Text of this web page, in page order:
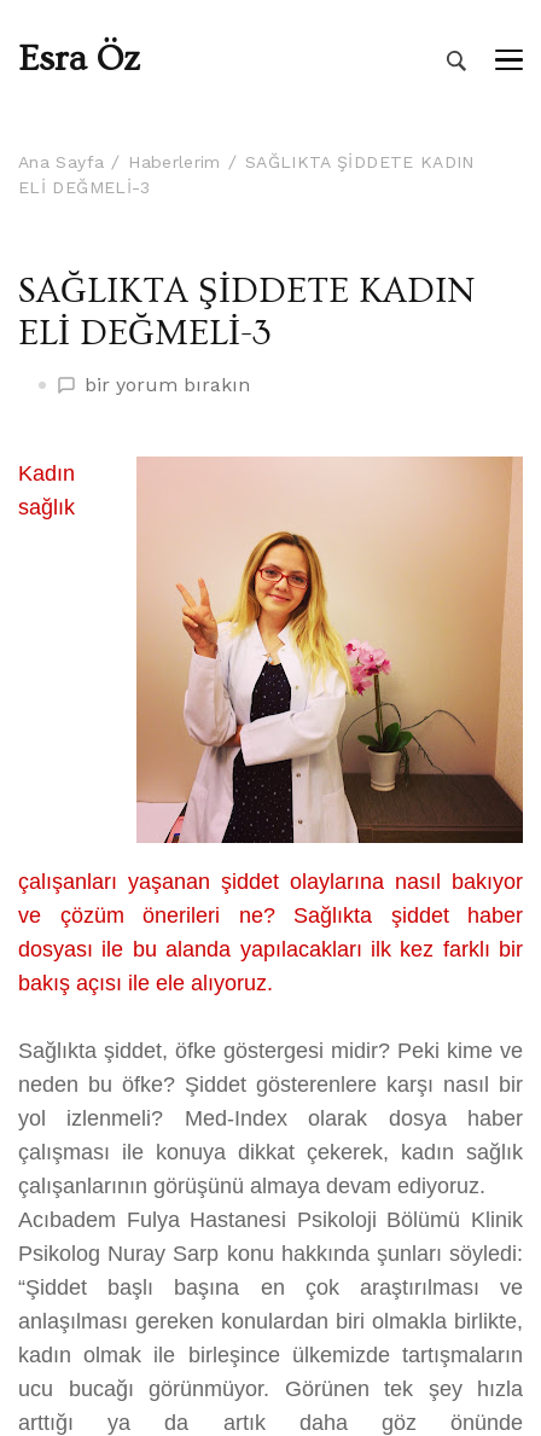
Esra Öz
Ana Sayfa Haberlerim
SAĞLIKTA ŞİDDETE KADIN
ELİ DEĞMELİ-3
SAĞLIKTA ŞİDDETE KADIN
ELİ DEĞMELİ-3
SAĞLIKTA
bir yorum bırakın
Kadın
sağlık
çalışanları yaşanan şiddet olaylarına nasıl bakıyor
ve çözüm önerileri ne? Sağlıkta şiddet haber
dosyası ile bu alanda yapılacakları ilk kez farklı bir
bakış açısı ile ele alıyoruz.
Sağlıkta şiddet, öfke göstergesi midir? Peki kime ve
neden bu öfke? Şiddet gösterenlere karşı nasıl bir
yol izlenmeli? Med-Index olarak dosya haber
çalışması ile konuya dikkat çekerek, kadın sağlık
çalışanlarının görüşünü almaya devam ediyoruz.
Acıbadem Fulya Hastanesi Psikoloji Bölümü Klinik
Psikolog Nuray Sarp konu hakkında şunları söyledi:
“Şiddet başlı başına en çok araştırılması ve
anlaşılması gereken konulardan biri olmakla birlikte,
kadın olmak ile birleşince ülkemizde tartışmaların
ucu bucağı görünmüyor. Görünen tek şey hızla
arttığı ya da artık daha göz önünde